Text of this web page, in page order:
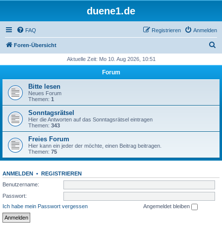
duene1.de
FAQ Anmelden
Registrieren
Foren-Übersicht
h
Aktuelle Zeit: Mo 10. Aug 2026, 10:51
Forum
Bitte lesen
Neues Forum
Themen: 1
Sonntagsrätsel
Hier die Antworten auf das Sonntagsrätsel eintragen
Themen: 343
Freies Forum
Hier kann ein jeder der möchte, einen Beitrag beitragen.
Themen: 75
ANMELDEN • REGISTRIEREN
Benutzername:
Passwort:
Ich habe mein Passwort vergessen
Angemeldet bleiben